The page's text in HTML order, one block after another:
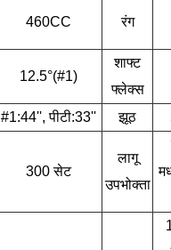
460CC रंग
12.5°(#1)
शाफ्ट
फ्लेक्स
#1:44'', पीटी:33'' झूठ
300 सेट
लागू
उपभोक्ता